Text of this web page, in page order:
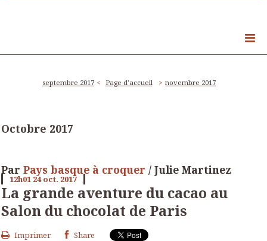
septembre 2017 Page d'accueil novembre 2017
Octobre 2017
Par Pays basque à croquer / Julie Martinez
12h01 24 oct. 2017
La grande aventure du cacao au
Salon du chocolat de Paris
Imprimer Share